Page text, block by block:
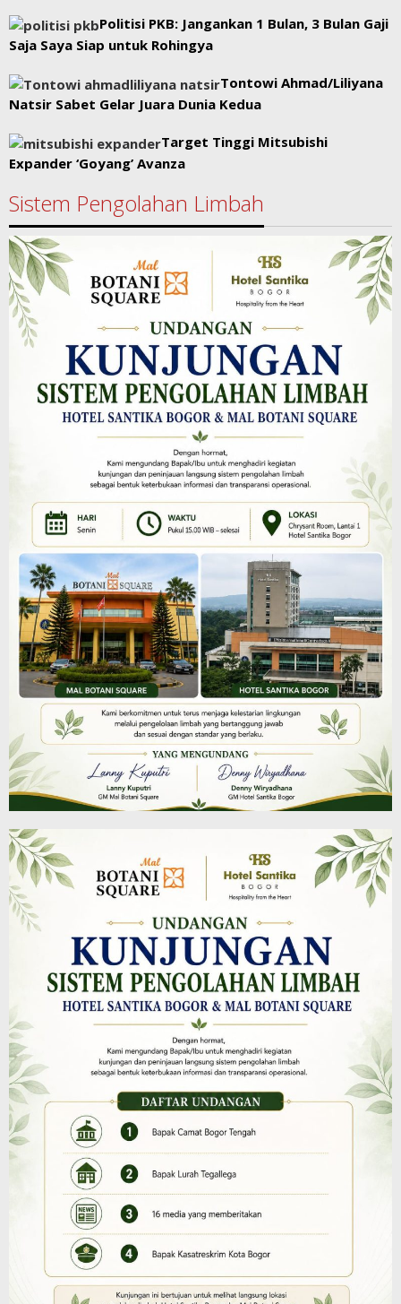
Politisi PKB: Jangankan 1 Bulan, 3 Bulan Gaji
Saja Saya Siap untuk Rohingya
Tontowi Ahmad/Liliyana
Natsir Sabet Gelar Juara Dunia Kedua
Target Tinggi Mitsubishi
Expander ‘Goyang’ Avanza
Sistem Pengolahan Limbah